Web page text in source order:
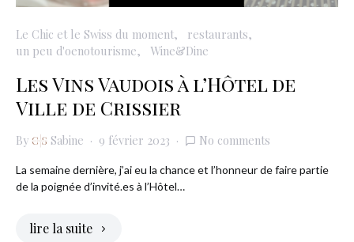
Le Chic et le Swiss du moment
restaurants
un peu d'oenotourisme
Wine&Dine
Les Vins Vaudois à l’Hôtel de
Ville de Crissier
By Sabine 9 février 2023 No comments
La semaine dernière, j’ai eu la chance et l’honneur de faire partie
de la poignée d’invité.es à l’Hôtel…
lire la suite